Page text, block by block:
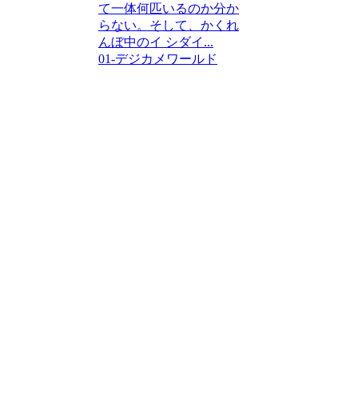
て一体何匹いるのか分か
らない。そして、かくれ
んぼ中のイ シダイ...
01-デジカメワールド